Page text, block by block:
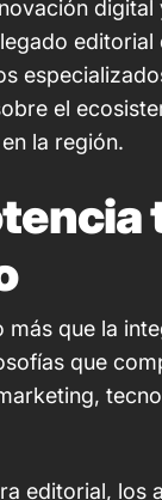
editorial
el
la región.
más que la
que
editorial, los